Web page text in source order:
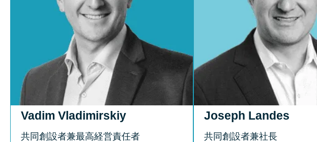
Vadim Vladimirskiy
共同創設者兼最高経営責任者
Joseph Landes
共同創設者兼社長